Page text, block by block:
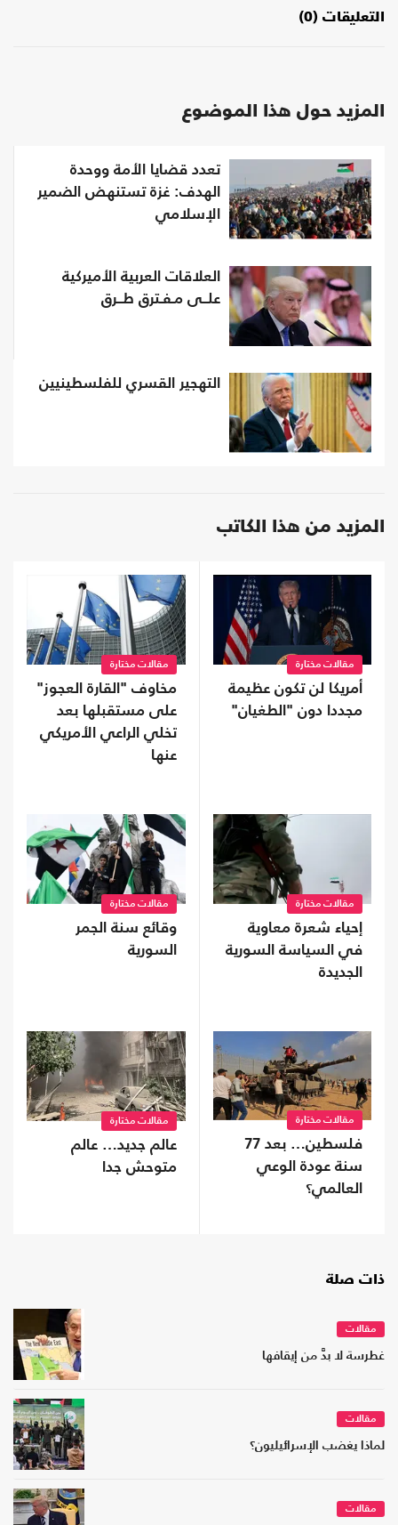
التعليقات (0)
المزيد حول هذا الموضوع
تعدد قضايا الأمة ووحدة
الهدف: غزة تستنهض الضمير
الإسلامي
العلاقات العربية الأميركية
علــى مـفـترق طــرق
التهجير القسري للفلسطينيين
المزيد من هذا الكاتب
مقالات مختارة
أمريكا لن تكون عظيمة
مجددا دون "الطغيان"
مقالات مختارة
مخاوف "القارة العجوز"
على مستقبلها بعد
تخلي الراعي الأمريكي
عنها
مقالات مختارة
إحياء شعرة معاوية
في السياسة السورية
الجديدة
مقالات مختارة
وقائع سنة الجمر
السورية
مقالات مختارة
فلسطين… بعد 77
سنة عودة الوعي
العالمي؟
مقالات مختارة
عالم جديد… عالم
متوحش جدا
ذات صلة
مقالات
غطرسة لا بدَّ من إيقافها
مقالات
لماذا يغضب الإسرائيليون؟
مقالات